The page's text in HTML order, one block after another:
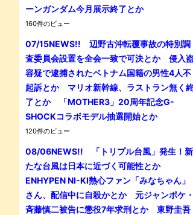
ーンガンダム今月展示終了とか
160件のビュー
07/15NEWS!! 辺野古沖転覆事故の特別調
査委員会設置を全会一致で可決とか 侵入
容疑で逮捕されたベトナム国籍の男性4人不
起訴とか マリオ新幹線、ラストラン無く
了とか 「MOTHER3」20周年記念G-
SHOCKコラボモデル抽選開始とか
120件のビュー
08/06NEWS!! 「トリプル台風」発生！新
たな台風は日本に近づく可能性とか
ENHYPEN NI-KI熱心ファン「みなちゃん」
さん、配信中に自殺かとか 元ジャンポケ・
斉藤慎二被告に懲役7年求刑とか 東野圭吾